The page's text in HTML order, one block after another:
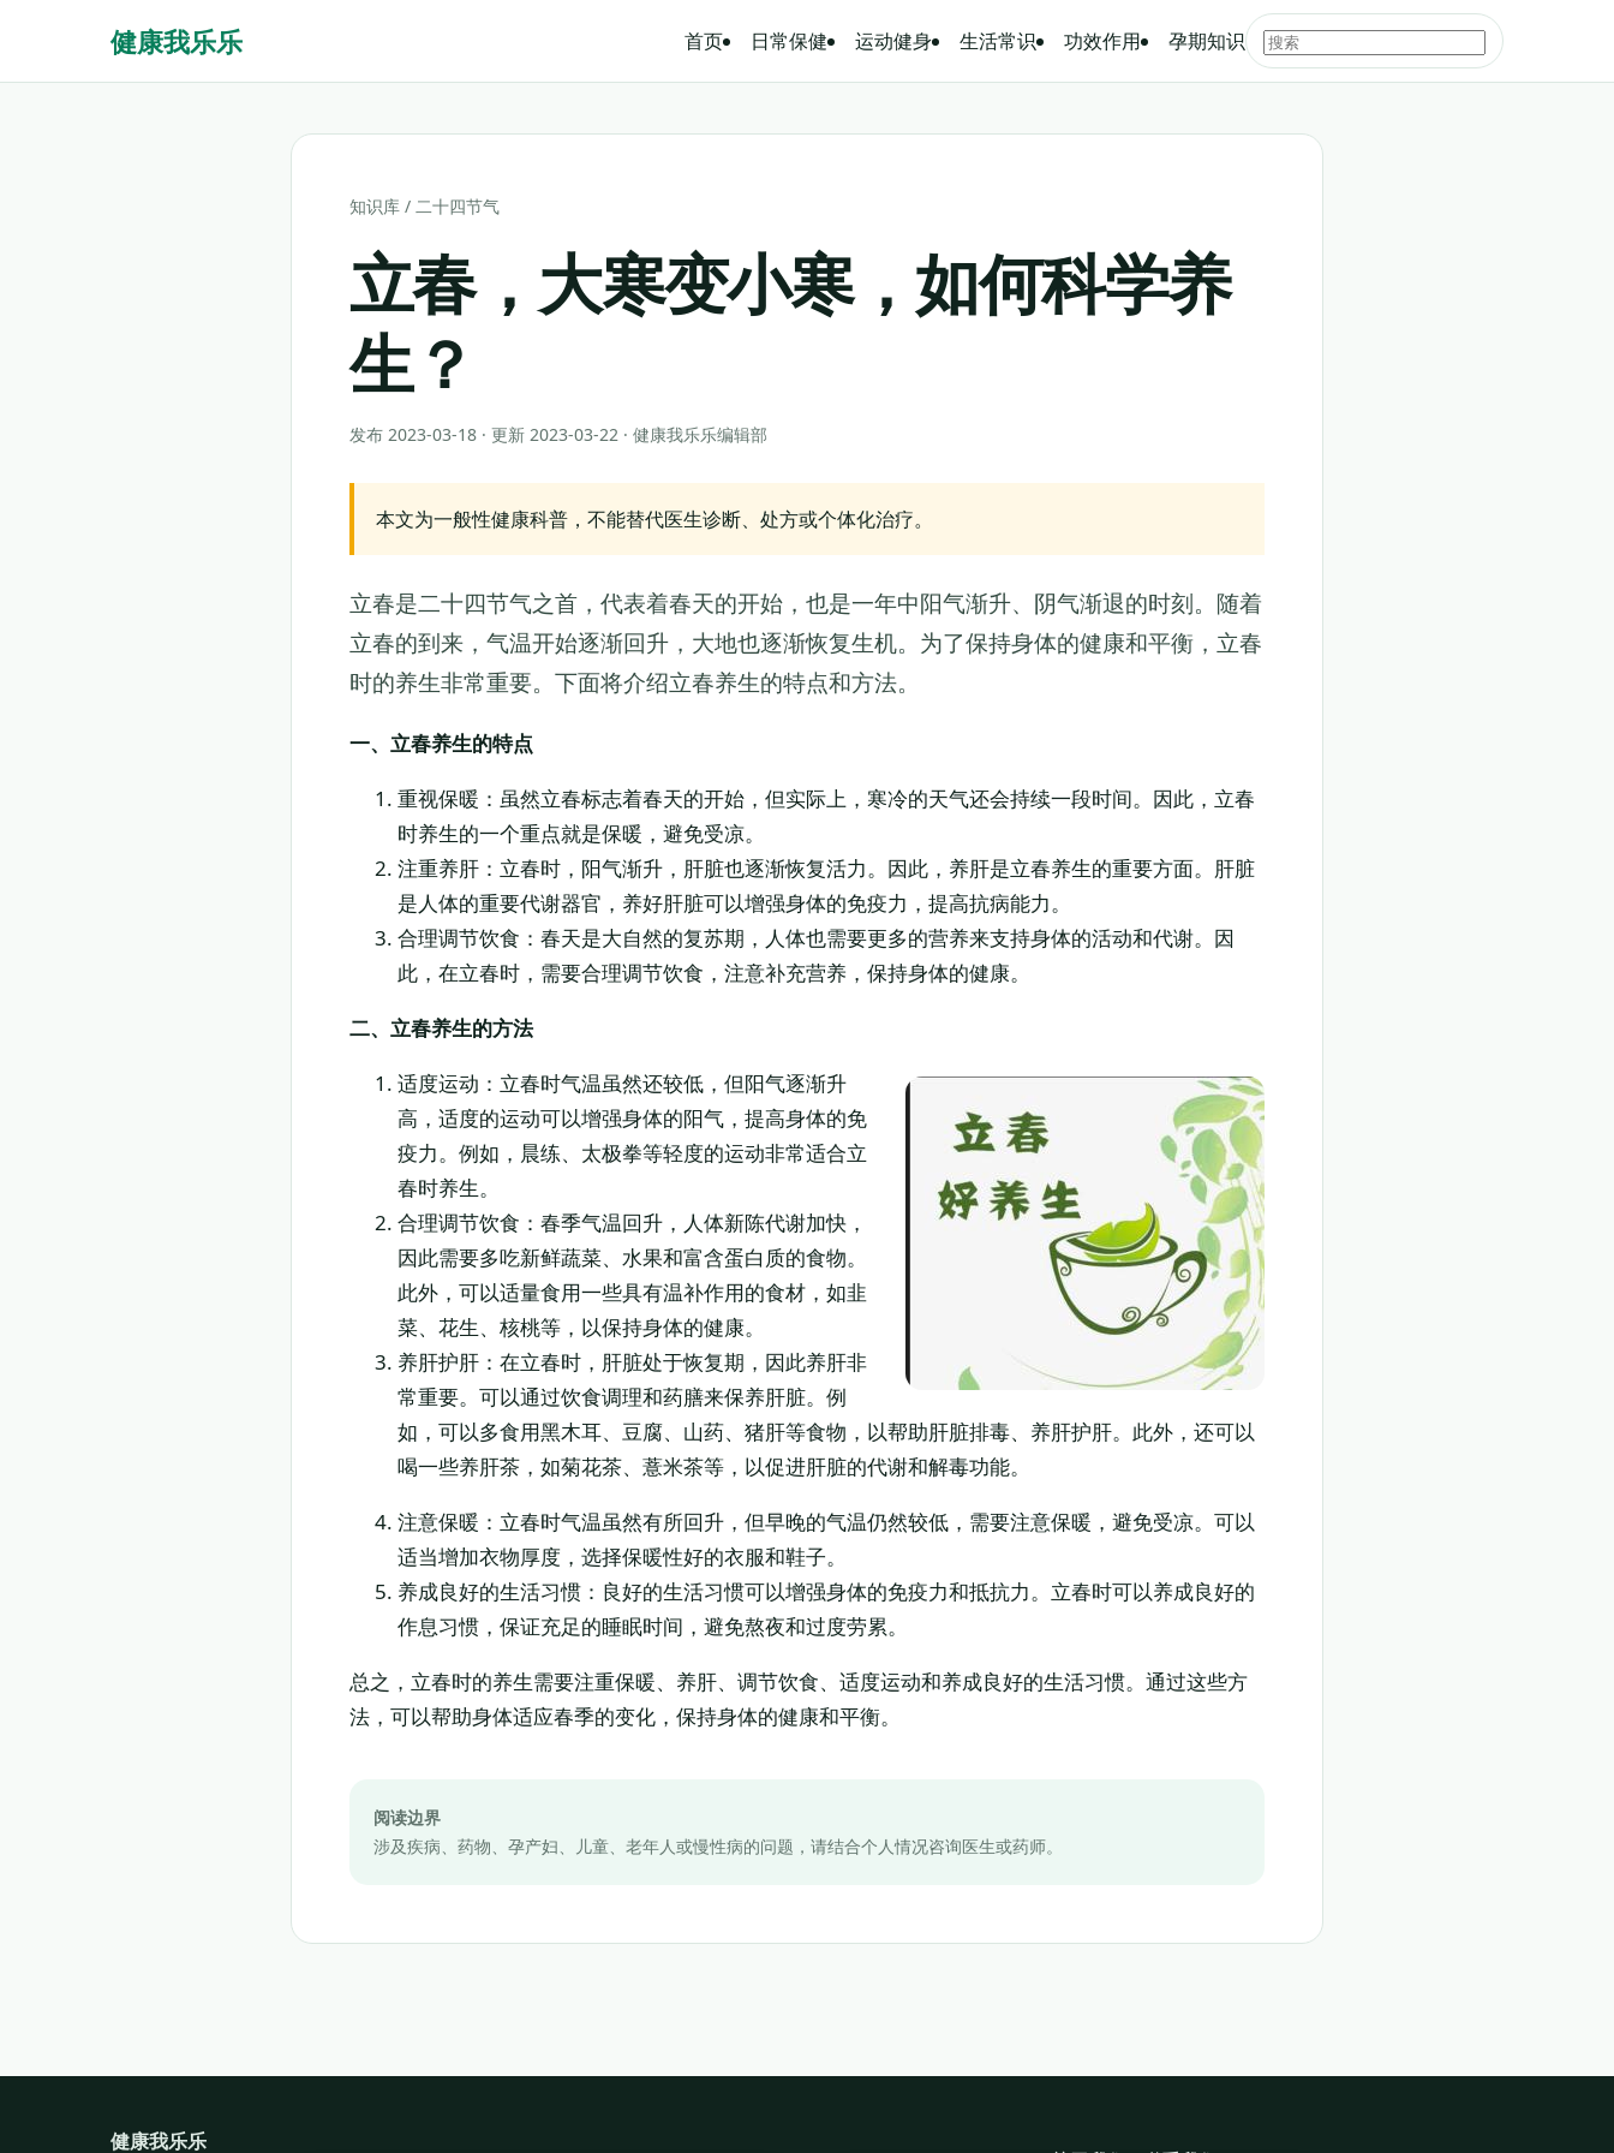
健康我乐乐 首页 日常保健 运动健身 生活常识 功效作用 孕期知识
知识库 / 二十四节气
立春，大寒变小寒，如何科学养
生？
发布 2023-03-18 · 更新 2023-03-22 · 健康我乐乐编辑部
本文为一般性健康科普，不能替代医生诊断、处方或个体化治疗。
立春是二十四节气之首，代表着春天的开始，也是一年中阳气渐升、阴气渐退的时刻。随着
立春的到来，气温开始逐渐回升，大地也逐渐恢复生机。为了保持身体的健康和平衡，立春
时的养生非常重要。下面将介绍立春养生的特点和方法。
一、立春养生的特点
重视保暖：虽然立春标志着春天的开始，但实际上，寒冷的天气还会持续一段时间。因此，立春
时养生的一个重点就是保暖，避免受凉。
注重养肝：立春时，阳气渐升，肝脏也逐渐恢复活力。因此，养肝是立春养生的重要方面。肝脏
是人体的重要代谢器官，养好肝脏可以增强身体的免疫力，提高抗病能力。
合理调节饮食：春天是大自然的复苏期，人体也需要更多的营养来支持身体的活动和代谢。因
此，在立春时，需要合理调节饮食，注意补充营养，保持身体的健康。
二、立春养生的方法
适度运动：立春时气温虽然还较低，但阳气逐渐升
高，适度的运动可以增强身体的阳气，提高身体的免
疫力。例如，晨练、太极拳等轻度的运动非常适合立
春时养生。
合理调节饮食：春季气温回升，人体新陈代谢加快，
因此需要多吃新鲜蔬菜、水果和富含蛋白质的食物。
此外，可以适量食用一些具有温补作用的食材，如韭
菜、花生、核桃等，以保持身体的健康。
养肝护肝：在立春时，肝脏处于恢复期，因此养肝非
常重要。可以通过饮食调理和药膳来保养肝脏。例
如，可以多食用黑木耳、豆腐、山药、猪肝等食物，以帮助肝脏排毒、养肝护肝。此外，还可以
喝一些养肝茶，如菊花茶、薏米茶等，以促进肝脏的代谢和解毒功能。
注意保暖：立春时气温虽然有所回升，但早晚的气温仍然较低，需要注意保暖，避免受凉。可以
适当增加衣物厚度，选择保暖性好的衣服和鞋子。
养成良好的生活习惯：良好的生活习惯可以增强身体的免疫力和抵抗力。立春时可以养成良好的
作息习惯，保证充足的睡眠时间，避免熬夜和过度劳累。
总之，立春时的养生需要注重保暖、养肝、调节饮食、适度运动和养成良好的生活习惯。通过这些方
法，可以帮助身体适应春季的变化，保持身体的健康和平衡。
阅读边界
涉及疾病、药物、孕产妇、儿童、老年人或慢性病的问题，请结合个人情况咨询医生或药师。
健康我乐乐